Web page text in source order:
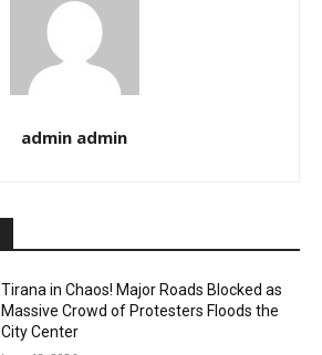
admin admin
Tirana in Chaos! Major Roads Blocked as
Massive Crowd of Protesters Floods the
City Center